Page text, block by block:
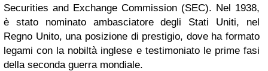
Securities and Exchange Commission (SEC). Nel 1938,
è stato nominato ambasciatore degli Stati Uniti, nel
Regno Unito, una posizione di prestigio, dove ha formato
legami con la nobiltà inglese e testimoniato le prime fasi
della seconda guerra mondiale.